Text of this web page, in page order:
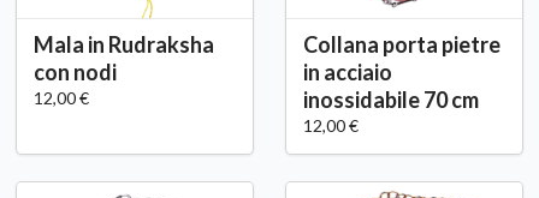
Mala in Rudraksha
con nodi
12,00 €
Collana porta pietre
in acciaio
inossidabile 70 cm
12,00 €